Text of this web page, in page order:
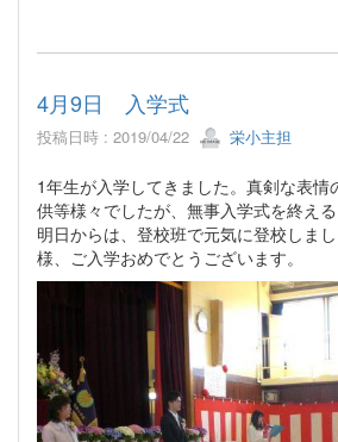
4月9日 入学式
投稿日時 : 2019/04/22 栄小主担
1年生が入学してきました。真剣な表情
供等様々でしたが、無事入学式を終える
明日からは、登校班で元気に登校しま
様、ご入学おめでとうございます。